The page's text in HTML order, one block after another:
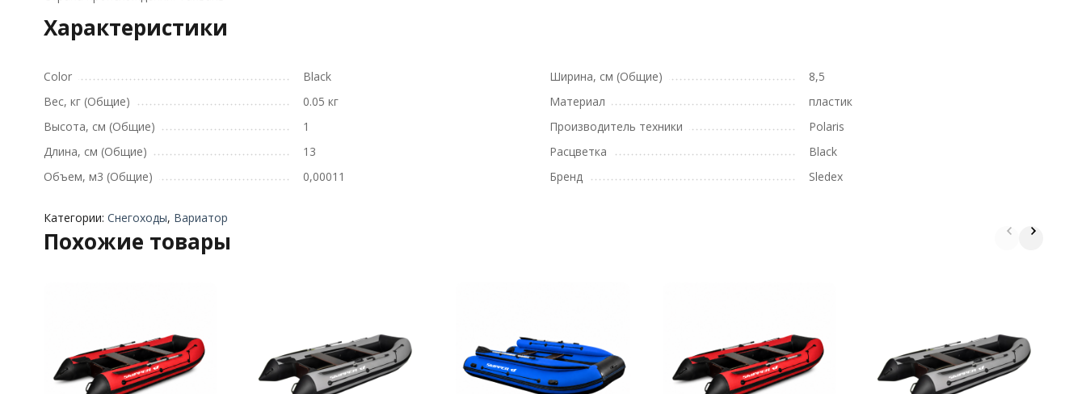
Характеристики
Color
Black
Вес, кг (Общие)
0.05 кг
Высота, см (Общие)
1
Длина, см (Общие)
13
Объем, м3 (Общие)
0,00011
Ширина, см (Общие)
8,5
Материал
пластик
Производитель техники
Polaris
Расцветка
Black
Бренд
Sledex
Категории: Снегоходы, Вариатор
Похожие товары